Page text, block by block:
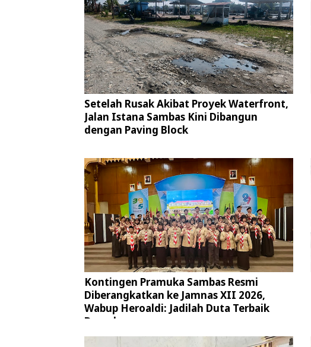
Setelah Rusak Akibat Proyek Waterfront,
Jalan Istana Sambas Kini Dibangun
dengan Paving Block
Kontingen Pramuka Sambas Resmi
Diberangkatkan ke Jamnas XII 2026,
Wabup Heroaldi: Jadilah Duta Terbaik
Daerah